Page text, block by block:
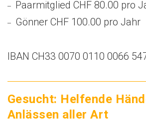
Paarmitglied CHF 80.00 pro
Gönner CHF 100.00 pro Jahr
IBAN CH33 0070 0110 0066
Gesucht: Helfende
Anlässen aller Art